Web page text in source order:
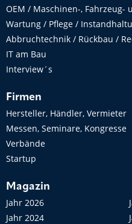
OEM / Maschinen-, Fahrzeug-
Wartung / Pflege /
Abbruchtechnik / Rückbau /
IT am Bau
Interview´s
Firmen
Hersteller, Händler, Vermieter
Messen, Seminare, Kongresse
Verbände
Startup
Magazin
Jahr 2026
Jahr 2024